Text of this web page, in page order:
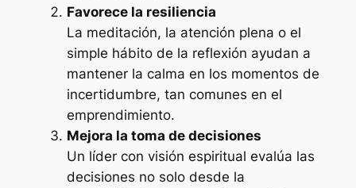
Favorece la resiliencia
La meditación, la atención plena o el
simple hábito de la reflexión ayudan a
mantener la calma en los momentos de
incertidumbre, tan comunes en el
emprendimiento.
Mejora la toma de decisiones
Un líder con visión espiritual evalúa las
decisiones no solo desde la